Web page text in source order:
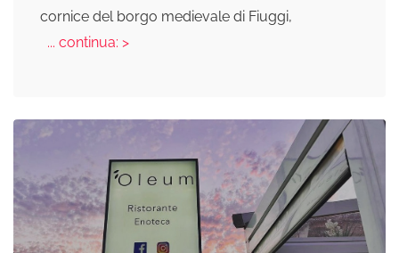
cornice del borgo medievale di Fiuggi,
... continua: >